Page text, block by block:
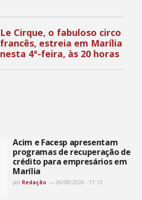
Le Cirque, o fabuloso circo
francês, estreia em Marília
nesta 4ª-feira, às 20 horas
Acim e Facesp apresentam
programas de recuperação de
crédito para empresários em
Marília
por Redação 06/08/2026 - 17:13